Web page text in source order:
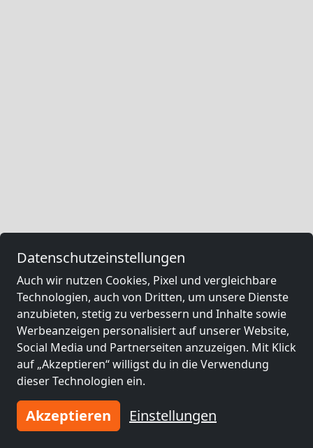
Datenschutzeinstellungen
Auch wir nutzen Cookies, Pixel und vergleichbare
Technologien, auch von Dritten, um unsere Dienste
anzubieten, stetig zu verbessern und Inhalte sowie
Werbeanzeigen personalisiert auf unserer Website,
Social Media und Partnerseiten anzuzeigen. Mit Klick
auf „Akzeptieren“ willigst du in die Verwendung
dieser Technologien ein.
Akzeptieren Einstellungen